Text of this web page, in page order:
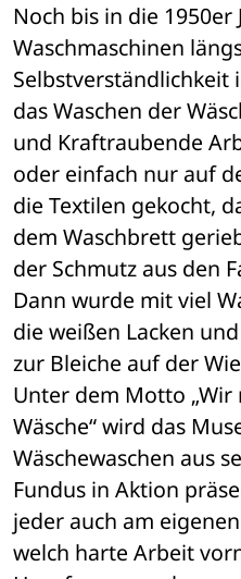
Noch bis in die 1950er
Waschmaschinen
Selbstverständlichkeit
das Waschen der
und Kraftraubende
oder einfach nur auf
die Textilen gekocht,
dem Waschbrett
der Schmutz aus den
Dann wurde mit viel
die weißen Lacken
zur Bleiche auf der
Unter dem Motto
Wäsche“ wird das
Wäschewaschen aus
Fundus in Aktion
jeder auch am
welch harte Arbeit